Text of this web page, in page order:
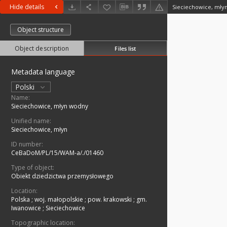
Hide details Sieciechowice,
Object structure
Object description Files list
Metadata language
Polski
Name:
Sieciechowice, młyn wodny
Unified name:
Sieciechowice, młyn
ID number:
CeBaDoM/PL/15/WAM-a/./01460
Type of object:
Obiekt dziedzictwa przemysłowego
Location:
Polska ; woj. małopolskie ; pow. krakowski ; gm.
Iwanowice ; Sieciechowice
Topographic location: